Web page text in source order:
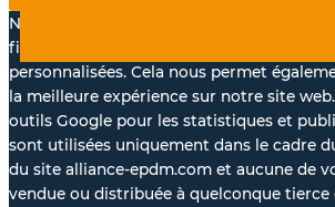
Nous aimerions avec votre accord,
fins statistiques et pour vous proposer
personnalisées. Cela nous permet
la meilleure expérience sur notre site
outils Google pour les statistiques et
sont utilisées uniquement dans le cadre
du site alliance-epdm.com et aucune de
vendue ou distribuée à quelconque tierce